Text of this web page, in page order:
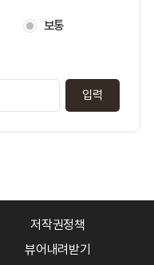
보통
저작권정책
뷰어내려받기